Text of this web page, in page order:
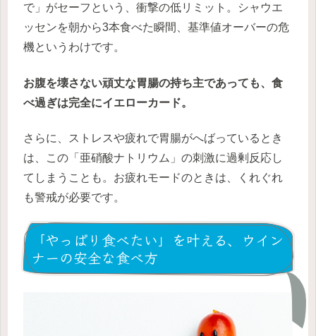
で」がセーフという、衝撃の低リミット。シャウエ
ッセンを朝から3本食べた瞬間、基準値オーバーの危
機というわけです。
お腹を壊さない頑丈な胃腸の持ち主であっても、食
べ過ぎは完全にイエローカード。
さらに、ストレスや疲れで胃腸がへばっているとき
は、この「亜硝酸ナトリウム」の刺激に過剰反応し
てしまうことも。お疲れモードのときは、くれぐれ
も警戒が必要です。
「やっぱり食べたい」を叶える、ウイン
ナーの安全な食べ方